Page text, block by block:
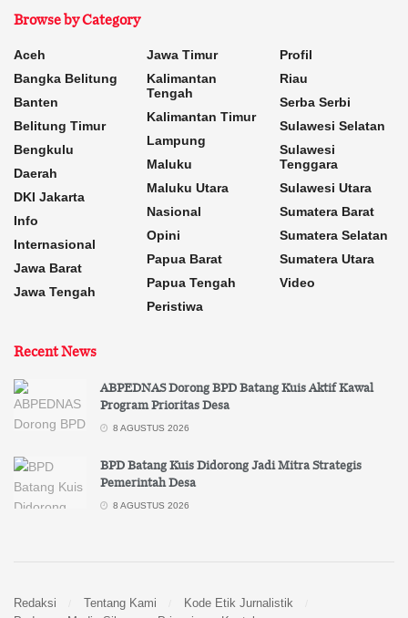
Browse by Category
Aceh
Bangka Belitung
Banten
Belitung Timur
Bengkulu
Daerah
DKI Jakarta
Info
Internasional
Jawa Barat
Jawa Tengah
Jawa Timur
Kalimantan
Tengah
Kalimantan Timur
Lampung
Maluku
Maluku Utara
Nasional
Opini
Papua Barat
Papua Tengah
Peristiwa
Profil
Riau
Serba Serbi
Sulawesi Selatan
Sulawesi
Tenggara
Sulawesi Utara
Sumatera Barat
Sumatera Selatan
Sumatera Utara
Video
Recent News
ABPEDNAS Dorong BPD Batang Kuis Aktif Kawal
Program Prioritas Desa
8 AGUSTUS 2026
BPD Batang Kuis Didorong Jadi Mitra Strategis
Pemerintah Desa
8 AGUSTUS 2026
Redaksi Tentang Kami
Kode Etik Jurnalistik